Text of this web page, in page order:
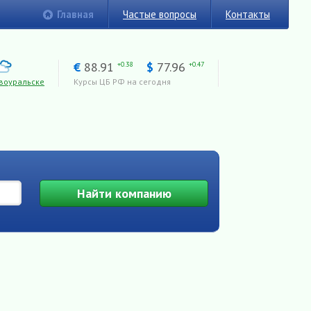
Главная Частые вопросы Контакты
€ 88.91 +0.38 $ 77.96 +0.47
Курсы ЦБ РФ на сегодня
Найтикомпанию